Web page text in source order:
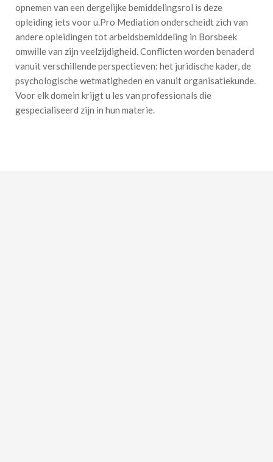
opnemen van een dergelijke bemiddelingsrol is deze
opleiding iets voor u.Pro Mediation onderscheidt zich van
andere opleidingen tot arbeidsbemiddeling in Borsbeek
omwille van zijn veelzijdigheid. Conflicten worden benaderd
vanuit verschillende perspectieven: het juridische kader, de
psychologische wetmatigheden en vanuit organisatiekunde.
Voor elk domein krijgt u les van professionals die
gespecialiseerd zijn in hun materie.